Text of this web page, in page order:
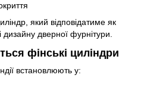
який відповідатиме як
дизайну дверної фурнітури.
фінські циліндри
встановлюють у: